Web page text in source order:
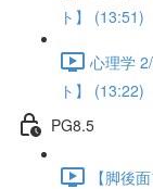
ト】 (13:51)
心理学
ト】 (13:22)
PG8.5
【脚後